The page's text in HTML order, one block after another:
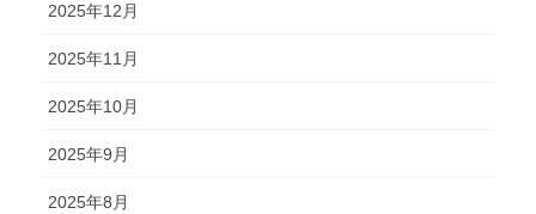
2025年12月
2025年11月
2025年10月
2025年9月
2025年8月